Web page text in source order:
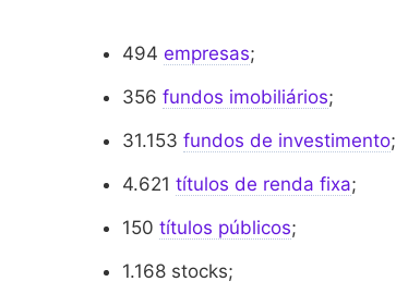
494 empresas;
356 fundos imobiliários;
31.153 fundos de investimento;
4.621 títulos de renda fixa;
150 títulos públicos;
1.168 stocks;